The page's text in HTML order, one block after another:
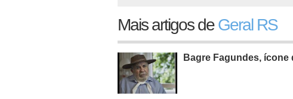
Mais artigos deGeral RS
Bagre Fagundes,